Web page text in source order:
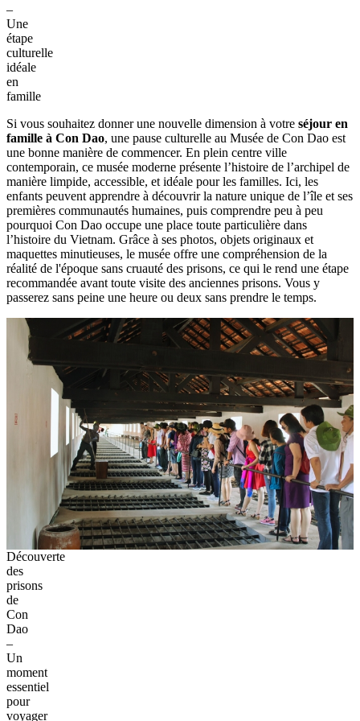
–
Une
étape
culturelle
idéale
en
famille
Si vous souhaitez donner une nouvelle dimension à votre séjour en
famille à Con Dao, une pause culturelle au Musée de Con Dao est
une bonne manière de commencer. En plein centre ville
contemporain, ce musée moderne présente l’histoire de l’archipel de
manière limpide, accessible, et idéale pour les familles. Ici, les
enfants peuvent apprendre à découvrir la nature unique de l’île et ses
premières communautés humaines, puis comprendre peu à peu
pourquoi Con Dao occupe une place toute particulière dans
l’histoire du Vietnam. Grâce à ses photos, objets originaux et
maquettes minutieuses, le musée offre une compréhension de la
réalité de l'époque sans cruauté des prisons, ce qui le rend une étape
recommandée avant toute visite des anciennes prisons. Vous y
passerez sans peine une heure ou deux sans prendre le temps.
Découverte
des
prisons
de
Con
Dao
–
Un
moment
essentiel
pour
voyager